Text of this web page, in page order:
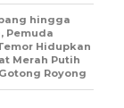
hingga
Pemuda
Hidupkan
Merah Putih
Royong